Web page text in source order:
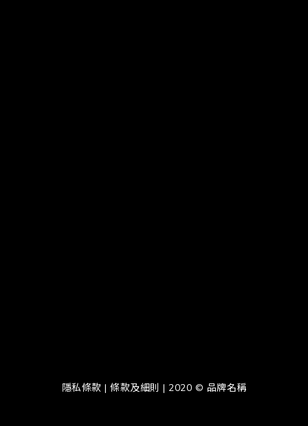
隱私條款 | 條款及細則 | 2020 © 品牌名稱